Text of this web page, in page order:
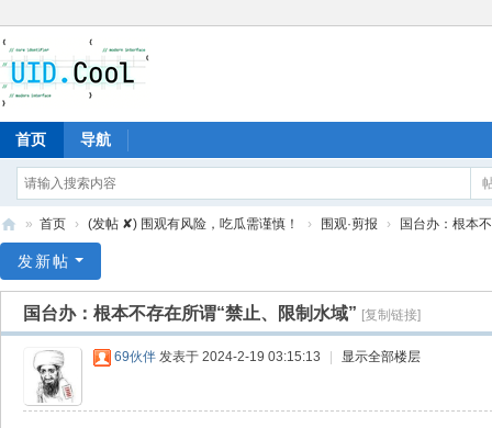
首页 导航
爱
» 首页 › (发帖 ✘) 围观有风险，吃瓜需谨慎！ › 围观·剪报 › 国台办：根本
发新帖
国台办：根本不存在所谓“禁止、限制水域” [复制链接]
69伙伴 发表于 2024-2-19 03:15:13 显示全部楼层